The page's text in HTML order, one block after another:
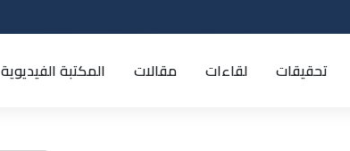
تحقيقات لقاءات مقالات المكتبة الفيديوية